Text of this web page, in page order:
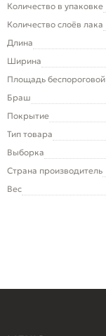
Количество в упаковке
Количество слоёв лака
Длина
Ширина
Площадь
Браш
Покрытие
Тип товара
Выборка
Страна производитель
Вес